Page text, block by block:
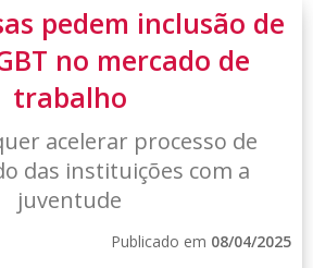
pedem inclusão de
no mercado de
trabalho
acelerar processo de
das instituições com a
juventude
Publicado em 08/04/2025